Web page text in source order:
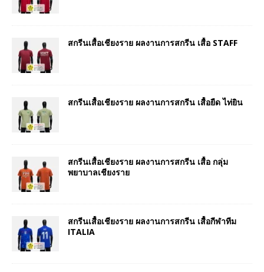
สกรีนเสื้อเชียงราย ผลงานการสกรีน เสื้อ STAFF
สกรีนเสื้อเชียงราย ผลงานการสกรีน เสื้อยืด ไท่ยิน
สกรีนเสื้อเชียงราย ผลงานการสกรีน เสื้อ กลุ่ม
พยาบาลเชียงราย
สกรีนเสื้อเชียงราย ผลงานการสกรีน เสื้อกีฬาทีม
ITALIA